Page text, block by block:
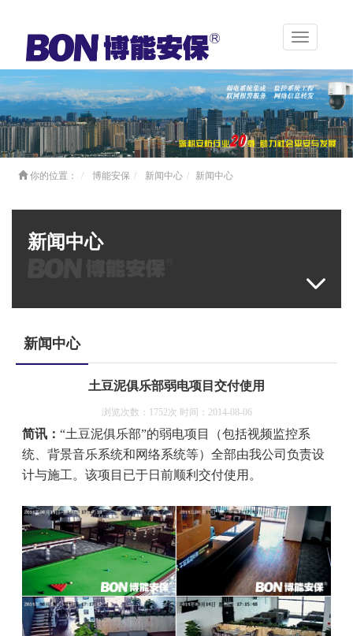
Toggle
你的位置： 博能安保 新闻中心 新闻中心
新闻中心
新闻中心
土豆泥俱乐部弱电项目交付使用
浏览次数：1752次 时间：2014-08-06
简讯： “土豆泥俱乐部”的弱电项目（包括视频监控系
统、背景音乐系统和网络系统等）全部由我公司负责设
计与施工。该项目已于日前顺利交付使用。